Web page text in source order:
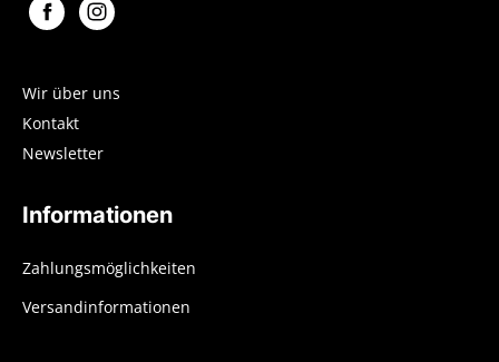
Wir über uns
Kontakt
Newsletter
Informationen
Zahlungsmöglichkeiten
Versandinformationen